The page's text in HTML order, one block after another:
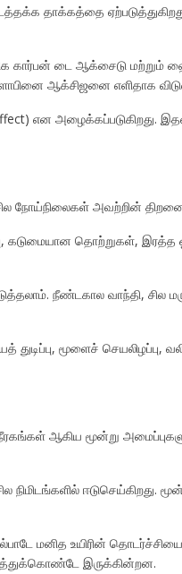
தாக்கத்தை
கார்பன் டை ஆக்சைடு
ஆக்சிஜனை எளிதாக
என
நோய்நிலைகள் அவற்றின்
கடுமையான தொற்றுகள்,
நீண்டகால வாந்தி, சில
மூளைச் செயலிழப்பு,
ஆகிய மூன்று
நிமிடங்களில்
மனித உயிரின் தொடர்ச்சியை
இருக்கின்றன.